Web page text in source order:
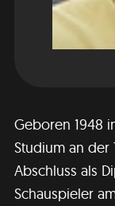
Geboren 1948
Studium an der
Abschluss als
Schauspieler